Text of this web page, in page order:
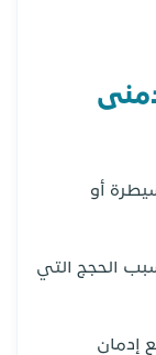
أو
الحجج التي
إدمان